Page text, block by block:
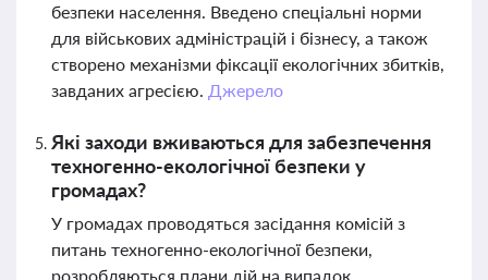
безпеки населення. Введено спеціальні норми
для військових адміністрацій і бізнесу, а також
створено механізми фіксації екологічних збитків,
завданих агресією. Джерело
Які заходи вживаються для забезпечення
техногенно-екологічної безпеки у
громадах?
У громадах проводяться засідання комісій з
питань техногенно-екологічної безпеки,
розробляються плани дій на випадок